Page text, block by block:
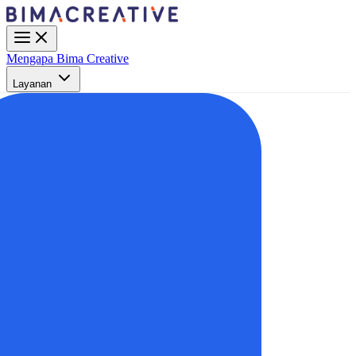
Mengapa Bima Creative
Layanan